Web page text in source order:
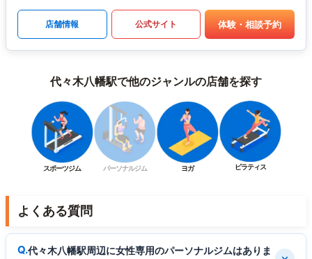
店舗情報 公式サイト 体験・相談予約
代々木八幡駅で他のジャンルの店舗を探す
スポーツジム パーソナルジム ヨガ ピラティス
よくある質問
代々木八幡駅周辺に女性専用のパーソナルジムはありま